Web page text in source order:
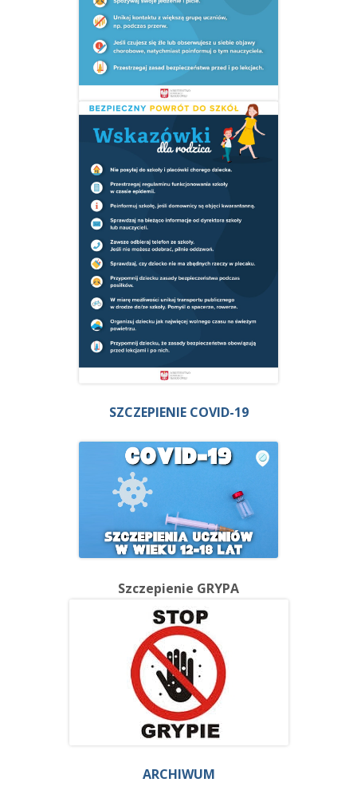
SZCZEPIENIE COVID-19
Szczepienie GRYPA
ARCHIWUM